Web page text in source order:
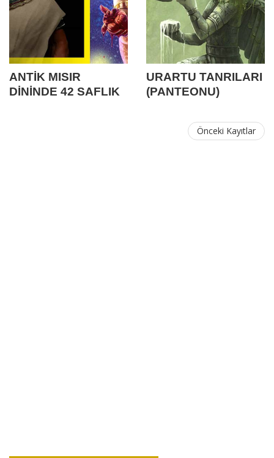
ANTİK MISIR
DİNİNDE 42 SAFLIK
URARTU TANRILARI
(PANTEONU)
Önceki Kayıtlar